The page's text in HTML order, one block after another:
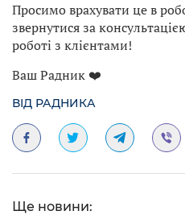
Просимо врахувати це в
звернутися за
роботі з клієнтами!
Ваш Радник ❤️
ВІД РАДНИКА
Ще новини: